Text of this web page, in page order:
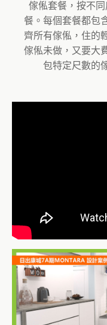
傢俬套餐，按不
餐。每個套餐都包
齊所有傢俬，住的
傢俬未做，又要大
包特定尺數的